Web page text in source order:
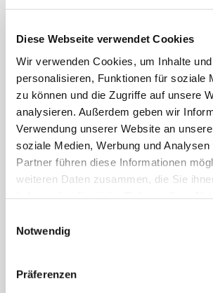
Diese Webseite verwendet Cookies
Wir verwenden Cookies, um Inhalte
personalisieren, Funktionen für soziale
zu können und die Zugriffe auf unsere
analysieren. Außerdem geben wir
Verwendung unserer Website an
soziale Medien, Werbung und
Partner führen diese Informationen
weiteren Daten zusammen, die Sie
Cookies, wenn Sie unsere Webseite
Notwendig
Präferenzen
126.DAET2022_Ic-
Sonderregelungen-
01.03.2024
Dateityp PDF
Informationen
ÄKN-Präsidentin empfiehlt
21.11.2023